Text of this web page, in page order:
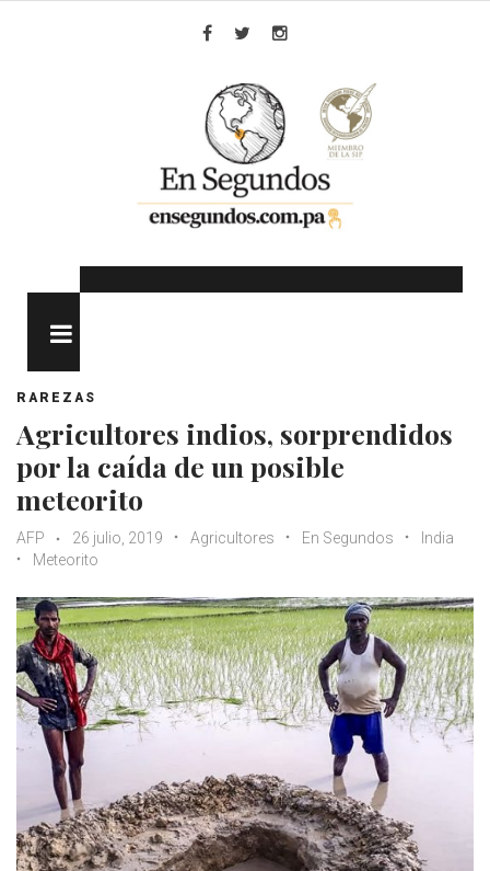
RAREZAS
Agricultores indios, sorprendidos
por la caída de un posible
meteorito
AFP 26 julio, 2019 Agricultores En Segundos
India
Meteorito